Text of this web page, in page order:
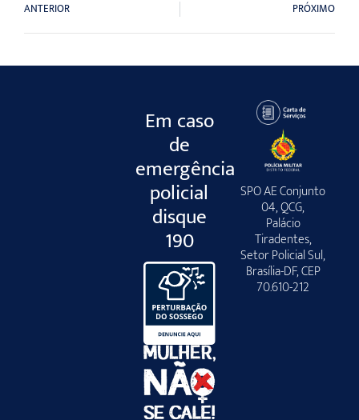
ANTERIOR PRÓXIMO
Em caso
de
emergência
policial
disque
190
SPO AE Conjunto
04, QCG,
Palácio
Tiradentes,
Setor Policial Sul,
Brasília-DF, CEP
70.610-212